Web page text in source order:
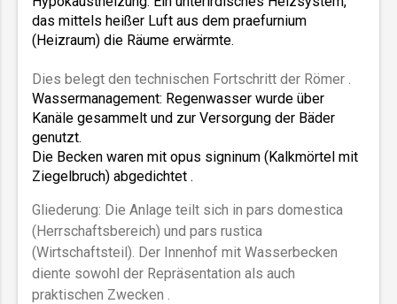
das mittels heißer Luft aus dem praefurnium
Dies belegt den technischen Fortschritt der Römer .
Wassermanagement: Regenwasser wurde über
Kanäle gesammelt und zur Versorgung der Bäder
genutzt.
Die Becken waren mit opus signinum (Kalkmörtel mit
Ziegelbruch) abgedichtet .
Gliederung: Die Anlage teilt sich in pars domestica
(Herrschaftsbereich) und pars rustica
(Wirtschaftsteil). Der Innenhof mit Wasserbecken
diente sowohl der Repräsentation als auch
praktischen Zwecken .